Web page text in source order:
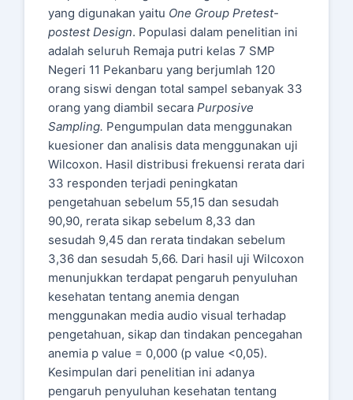
yang digunakan yaitu One Group Pretest-
postest Design. Populasi dalam penelitian ini
adalah seluruh Remaja putri kelas 7 SMP
Negeri 11 Pekanbaru yang berjumlah 120
orang siswi dengan total sampel sebanyak 33
orang yang diambil secara Purposive
Sampling. Pengumpulan data menggunakan
kuesioner dan analisis data menggunakan uji
Wilcoxon. Hasil distribusi frekuensi rerata dari
33 responden terjadi peningkatan
pengetahuan sebelum 55,15 dan sesudah
90,90, rerata sikap sebelum 8,33 dan
sesudah 9,45 dan rerata tindakan sebelum
3,36 dan sesudah 5,66. Dari hasil uji Wilcoxon
menunjukkan terdapat pengaruh penyuluhan
kesehatan tentang anemia dengan
menggunakan media audio visual terhadap
pengetahuan, sikap dan tindakan pencegahan
anemia p value = 0,000 (p value <0,05).
Kesimpulan dari penelitian ini adanya
pengaruh penyuluhan kesehatan tentang